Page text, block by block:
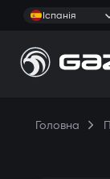
Іспанія
Головна